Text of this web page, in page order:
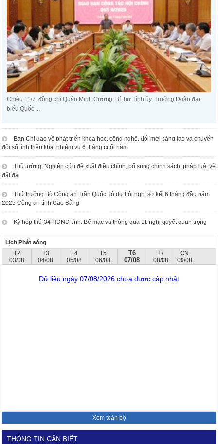
Chiều 11/7, đồng chí Quản Minh Cường, Bí thư Tỉnh ủy, Trưởng Đoàn đại
biểu Quốc ...
Ban Chỉ đạo về phát triển khoa học, công nghệ, đổi mới sáng tạo và chuyển
đổi số tỉnh triển khai nhiệm vụ 6 tháng cuối năm
Thủ tướng: Nghiên cứu đề xuất điều chỉnh, bổ sung chính sách, pháp luật về
đất đai
Thứ trưởng Bộ Công an Trần Quốc Tỏ dự hội nghị sơ kết 6 tháng đầu năm
2025 Công an tỉnh Cao Bằng
Kỳ họp thứ 34 HĐND tỉnh: Bế mạc và thông qua 11 nghị quyết quan trọng
Lịch Phát sóng
T2
03/08
T3
04/08
T4
05/08
T5
06/08
T6
07/08
T7
08/08
CN
09/08
Dữ liệu ngày 07/08/2026 chưa được cập nhật
Xem toàn bộ
THÔNG TIN CẦN BIẾT